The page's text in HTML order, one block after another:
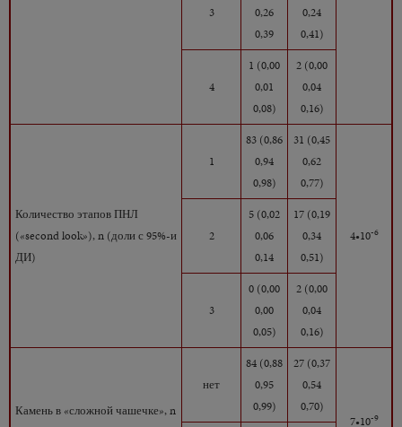
3
0,26
0,39
0,24
0,41)
4
1 (0,00
0,01
0,08)
2 (0,00
0,04
0,16)
Количество этапов ПНЛ
(«second look»), n (доли с 95%-и
ДИ)
1
83 (0,86
0,94
0,98)
31 (0,45
0,62
0,77)
4•10-6
2
5 (0,02
0,06
0,14
17 (0,19
0,34
0,51)
3
0 (0,00
0,00
0,05)
2 (0,00
0,04
0,16)
Камень в «сложной чашечке», n
нет
84 (0,88
0,95
0,99)
27 (0,37
0,54
0,70)
7•10-9